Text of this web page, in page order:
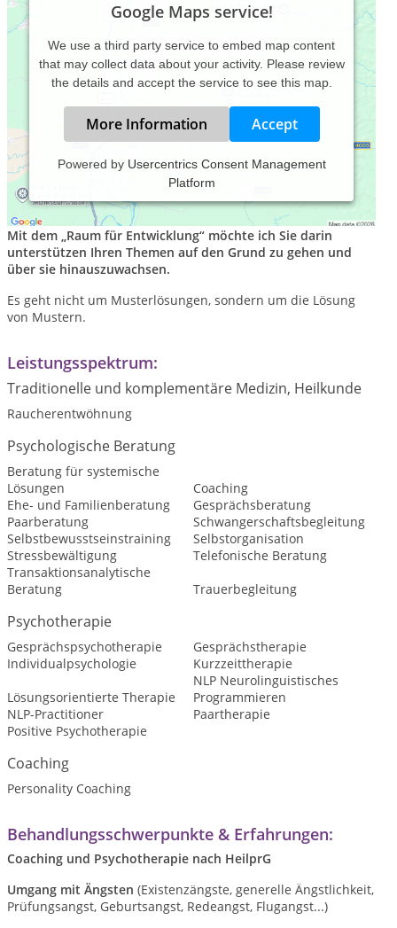
Google Maps service!
We use a third party service to embed map content
that may collect data about your activity. Please review
the details and accept the service to see this map.
More Information Accept
Powered by Usercentrics Consent Management
Platform
Veränderung ist Leben, Angst ein Wegweiser und Stress die
Herausforderung, die uns daran erinnert achtsam zu sein.
Mit dem „Raum für Entwicklung“ möchte ich Sie darin
unterstützen Ihren Themen auf den Grund zu gehen und
über sie hinauszuwachsen.
Es geht nicht um Musterlösungen, sondern um die Lösung
von Mustern.
Leistungsspektrum:
Traditionelle und komplementäre Medizin, Heilkunde
Raucherentwöhnung
Psychologische Beratung
Beratung für systemische
Lösungen
Coaching
Ehe- und Familienberatung
Gesprächsberatung
Paarberatung
Schwangerschaftsbegleitung
Selbstbewusstseinstraining
Selbstorganisation
Stressbewältigung
Telefonische Beratung
Transaktionsanalytische
Beratung
Trauerbegleitung
Psychotherapie
Gesprächspsychotherapie
Gesprächstherapie
Individualpsychologie
Kurzzeittherapie
Lösungsorientierte Therapie
NLP Neurolinguistisches
Programmieren
NLP-Practitioner
Paartherapie
Positive Psychotherapie
Coaching
Personality Coaching
Behandlungsschwerpunkte & Erfahrungen:
Coaching und Psychotherapie nach HeilprG
Umgang mit Ängsten (Existenzängste, generelle Ängstlichkeit,
Prüfungsangst, Geburtsangst, Redeangst, Flugangst...)